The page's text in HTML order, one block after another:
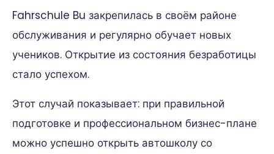
Fahrschule Bu закрепилась в своём районе
обслуживания и регулярно обучает новых
учеников. Открытие из состояния безработицы
стало успехом.
Этот случай показывает: при правильной
подготовке и профессиональном бизнес-плане
можно успешно открыть автошколу со